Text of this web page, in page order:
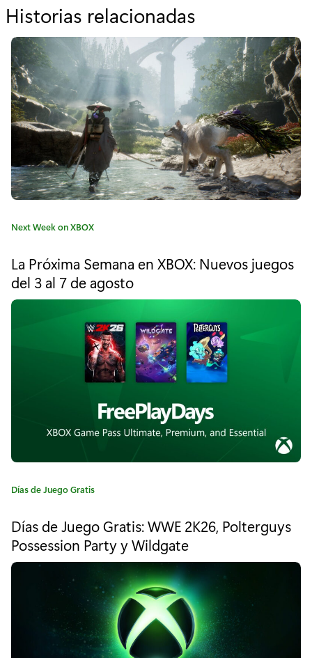
Historias relacionadas
o
r
"
¡
C
r
e
a
x
p
e
r
i
e
n
i
a
d
e
c
o
C
e
g
o
Next Week on XBOX
La Próxima Semana en XBOX: Nuevos juegos
del 3 al 7 de agosto
C
e
g
o
Días de Juego Gratis
Días de Juego Gratis: WWE 2K26, Polterguys
Possession Party y Wildgate